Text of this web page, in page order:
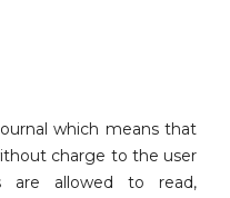
which means that
charge to the user
are allowed to read,